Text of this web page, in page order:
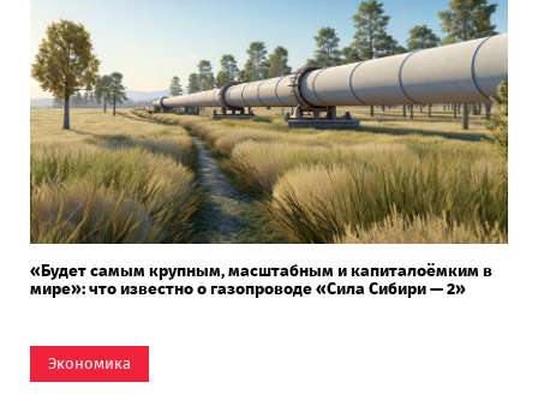
«Будет самым крупным, масштабным и капиталоёмким в
мире»: что известно о газопроводе «Сила Сибири — 2»
Экономика